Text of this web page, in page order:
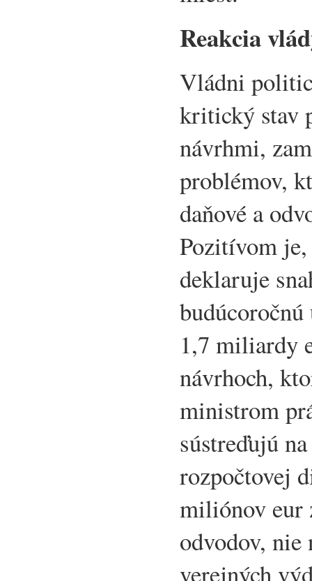
Reakcia
Vládni
kritický stav
návrhmi,
problémov,
daňové a
Pozitívom
deklaruje
1,7 miliardy
návrhoch,
ministrom
sústreďujú
rozpočtovej
miliónov eur
odvodov, nie
verejných